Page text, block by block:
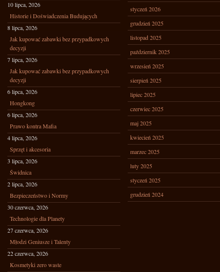
10 lipca, 2026
Historie i Doświadczenia Budujących
8 lipca, 2026
Jak kupować zabawki bez przypadkowych
decyzji
7 lipca, 2026
Jak kupować zabawki bez przypadkowych
decyzji
6 lipca, 2026
Hongkong
6 lipca, 2026
Prawo kontra Mafia
4 lipca, 2026
Sprzęt i akcesoria
3 lipca, 2026
Świdnica
2 lipca, 2026
Bezpieczeństwo i Normy
30 czerwca, 2026
Technologie dla Planety
27 czerwca, 2026
Młodzi Geniusze i Talenty
22 czerwca, 2026
Kosmetyki zero waste
styczeń 2026
grudzień 2025
listopad 2025
październik 2025
wrzesień 2025
sierpień 2025
lipiec 2025
czerwiec 2025
maj 2025
kwiecień 2025
marzec 2025
luty 2025
styczeń 2025
grudzień 2024